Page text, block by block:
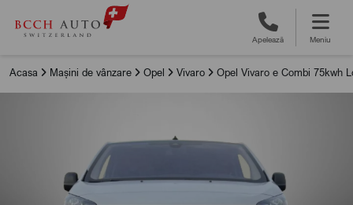
Apelează Meniu
Acasa Mașini de vânzare Opel Vivaro Opel Vivaro e Combi 75kwh